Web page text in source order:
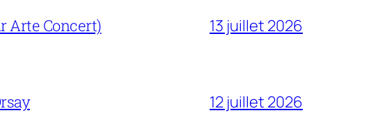
Arte Concert) 13 juillet 2026
12 juillet 2026